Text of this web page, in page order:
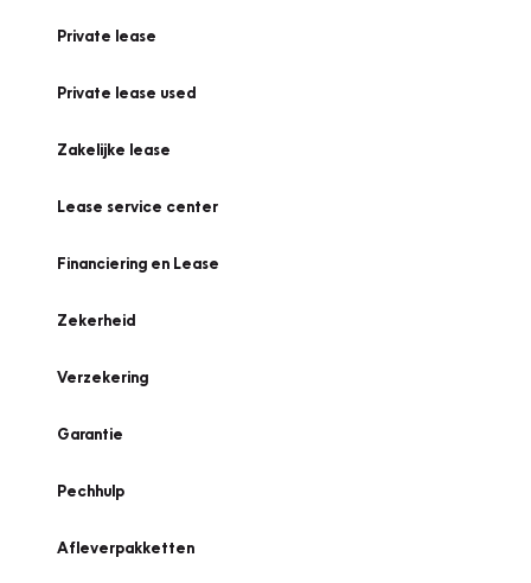
Private lease
Private lease used
Zakelijke lease
Lease service center
Financiering en Lease
Zekerheid
Verzekering
Garantie
Pechhulp
Afleverpakketten